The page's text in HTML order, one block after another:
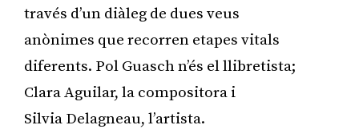
través d’un diàleg de dues veus
anònimes que recorren etapes vitals
diferents. Pol Guasch n’és el llibretista;
Clara Aguilar, la compositora i
Silvia Delagneau, l’artista.